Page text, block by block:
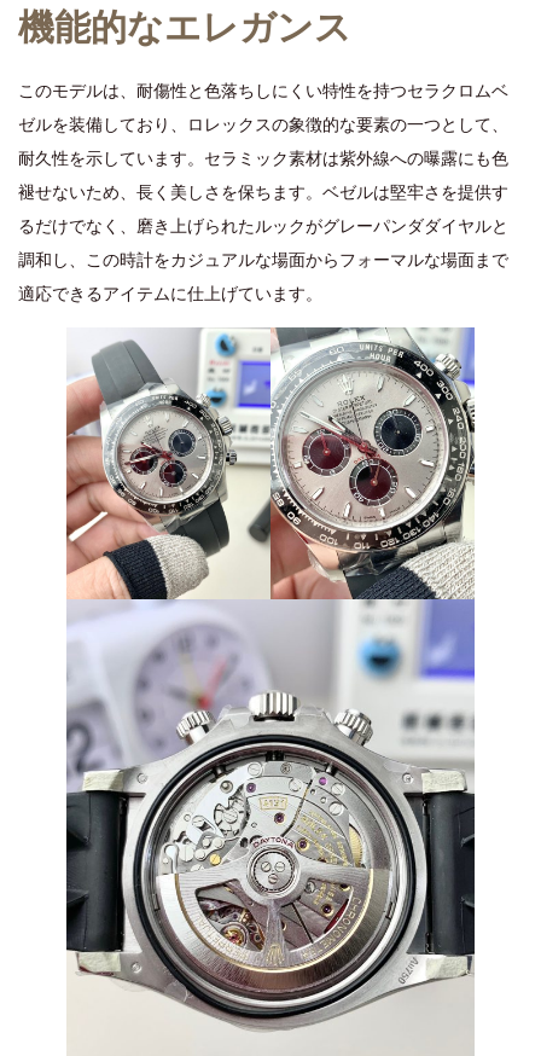
機能的なエレガンス
このモデルは、耐傷性と色落ちしにくい特性を持つセラクロムベ
ゼルを装備しており、ロレックスの象徴的な要素の一つとして、
耐久性を示しています。セラミック素材は紫外線への曝露にも色
褪せないため、長く美しさを保ちます。ベゼルは堅牢さを提供す
るだけでなく、磨き上げられたルックがグレーパンダダイヤルと
調和し、この時計をカジュアルな場面からフォーマルな場面まで
適応できるアイテムに仕上げています。